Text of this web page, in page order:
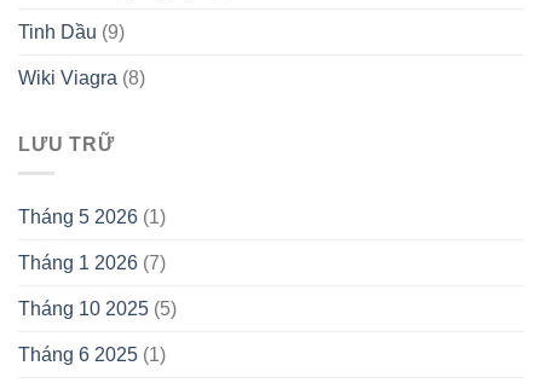
Tinh Dầu (9)
Wiki Viagra (8)
LƯU TRỮ
Tháng 5 2026 (1)
Tháng 1 2026 (7)
Tháng 10 2025 (5)
Tháng 6 2025 (1)